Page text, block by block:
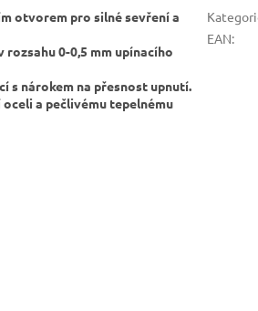
otvorem pro silné sevření a
rozsahu 0-0,5 mm upínacího
s nárokem na přesnost upnutí.
a pečlivému tepelnému
EAN: